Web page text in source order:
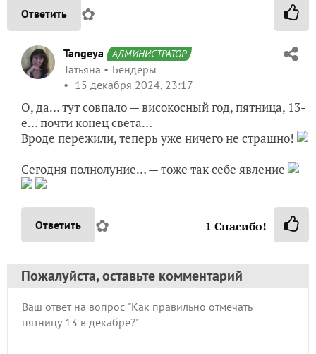
Ответить ✿
Tangeya АДМИНИСТРАТОР
Татьяна
Бендеры
15 декабря 2024, 23:17
О, да… тут совпало — високосный год, пятница, 13-
е… почти конец света…
Вроде пережили, теперь уже ничего не страшно!
Сегодня полнолуние… — тоже так себе явление
Ответить ✿ 1 Спасибо!
Пожалуйста, оставьте комментарий